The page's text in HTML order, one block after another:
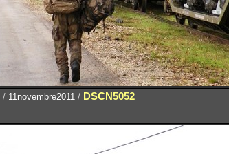
/ 11novembre2011 / DSCN5052